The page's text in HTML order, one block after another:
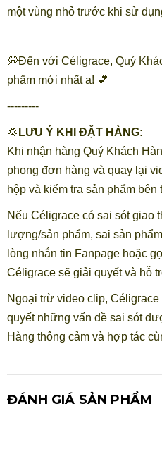
một vùng nhỏ trước khi sử
💭Đến với Céligrace, Quý
phẩm mới nhất ạ! 💕
---------
💢 LƯU Ý KHI ĐẶT HÀNG:
Khi nhận hàng Quý Khách
phong đơn hàng và quay lại
hộp và kiểm tra sản phẩm
Nếu Céligrace có sai sót giao
lượng/sản phẩm, sai sản
lòng nhắn tin Fanpage hoặc
Céligrace sẽ giải quyết và hỗ
Ngoại trừ video clip,
quyết những vấn đề sai sót
Hàng thông cảm và hợp tác
ĐÁNH GIÁ SẢN PHẨM